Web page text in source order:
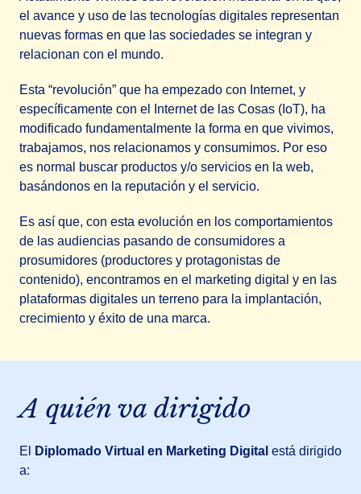
el avance y uso de las tecnologías digitales representan
nuevas formas en que las sociedades se integran y
relacionan con el mundo.
Esta “revolución” que ha empezado con Internet, y
específicamente con el Internet de las Cosas (IoT), ha
modificado fundamentalmente la forma en que vivimos,
trabajamos, nos relacionamos y consumimos. Por eso
es normal buscar productos y/o servicios en la web,
basándonos en la reputación y el servicio.
Es así que, con esta evolución en los comportamientos
de las audiencias pasando de consumidores a
prosumidores (productores y protagonistas de
contenido), encontramos en el marketing digital y en las
plataformas digitales un terreno para la implantación,
crecimiento y éxito de una marca.
A quién va dirigido
El Diplomado Virtual en Marketing Digital está dirigido
a: